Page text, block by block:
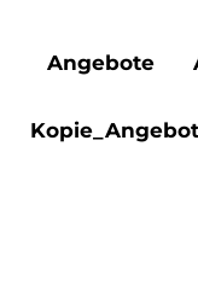
Angebote
Kopie_Angebot